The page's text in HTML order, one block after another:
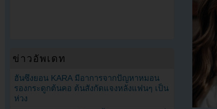
ข่าวอัพเดท
ฮันซึงยอน KARA มีอาการจากปัญหาหมอน
รองกระดูกต้นคอ ต้นสังกัดแจงหลังแฟนๆ เป็น
ห่วง